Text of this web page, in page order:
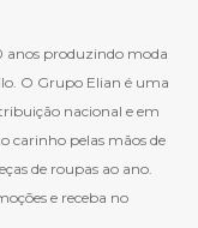
anos produzindo moda
O Grupo Elian é uma
nacional e em
carinho pelas mãos de
de roupas ao ano.
e receba no